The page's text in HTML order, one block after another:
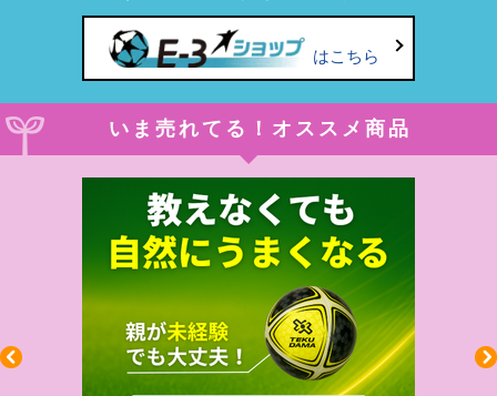
はこちら
いま売れてる！オススメ商品